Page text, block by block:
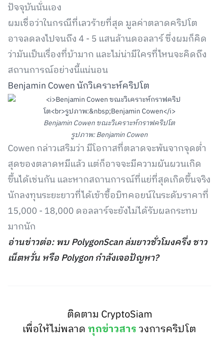
ปัจจุบันนั่นเอง
ผมเชื่อว่าในกรณีที่เลวร้ายที่สุด มูลค่าตลาดคริปโต
อาจลดลงไปจนถึง 4 - 5 แสนล้านดอลลาร์ ซึ่งผมก็คิด
ว่ามันเป็นเรื่องที่บ้ามาก และไม่น่ามีใครที่ไหนจะคิดถึง
สถานการณ์อย่างนี้แน่นอน
Benjamin Cowen นักวิเคราะห์คริปโต
Benjamin Cowen ขณะวิเคราะห์กราฟคริปโต
รูปภาพ: Benjamin Cowen
Cowen กล่าวเสริมว่า มีโอกาสที่ตลาดจะพ้นจากจุดต่ำ
สุดของตลาดหมีแล้ว แต่ก็อาจจะมีความผันผวนเกิด
ขึ้นได้เช่นกัน และหากสถานการณ์ที่แย่ที่สุดเกิดขึ้นจริง
นักลงทุนระยะยาวที่ได้เข้าซื้อบิทคอยน์ในระดับราคาที่
15,000 - 18,000 ดอลลาร์จะยังไม่ได้รับผลกระทบ
มากนัก
อ่านข่าวต่อ: พบ PolygonScan ล่มยาวชั่วโมงครึ่ง ชาว
เน็ตหวั่น หรือ Polygon กำลังเจอปัญหา?
ติดตาม CryptoSiam
เพื่อให้ไม่พลาดทุกข่าวสารวงการคริปโต